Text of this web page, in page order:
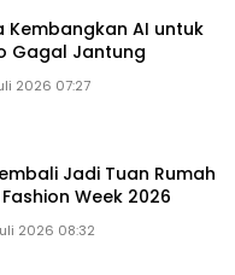
Kembangkan AI untuk
Gagal Jantung
2026 07:27
Jadi Tuan Rumah
Week 2026
2026 08:32